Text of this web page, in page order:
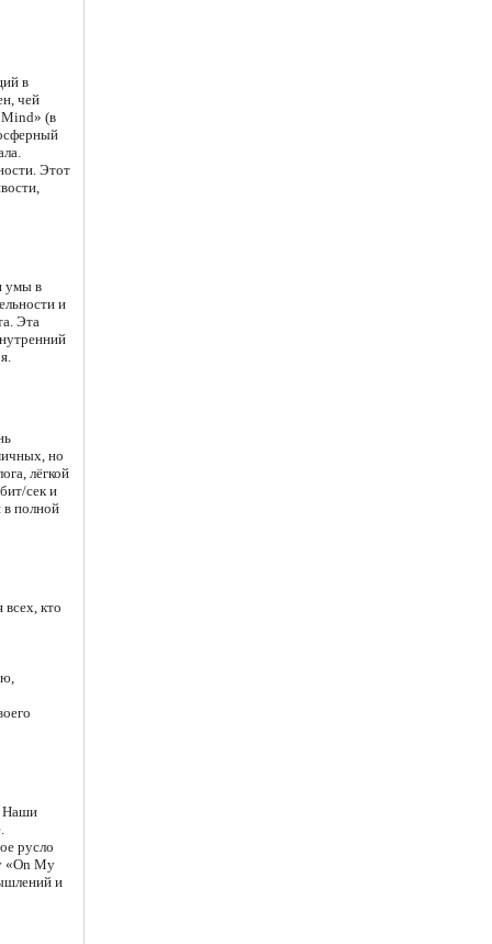
в
чей
Mind» (в
Этот
умы в
и
Эта
но
лёгкой
сек и
в полной
кто
Наши
русло
«On My
и